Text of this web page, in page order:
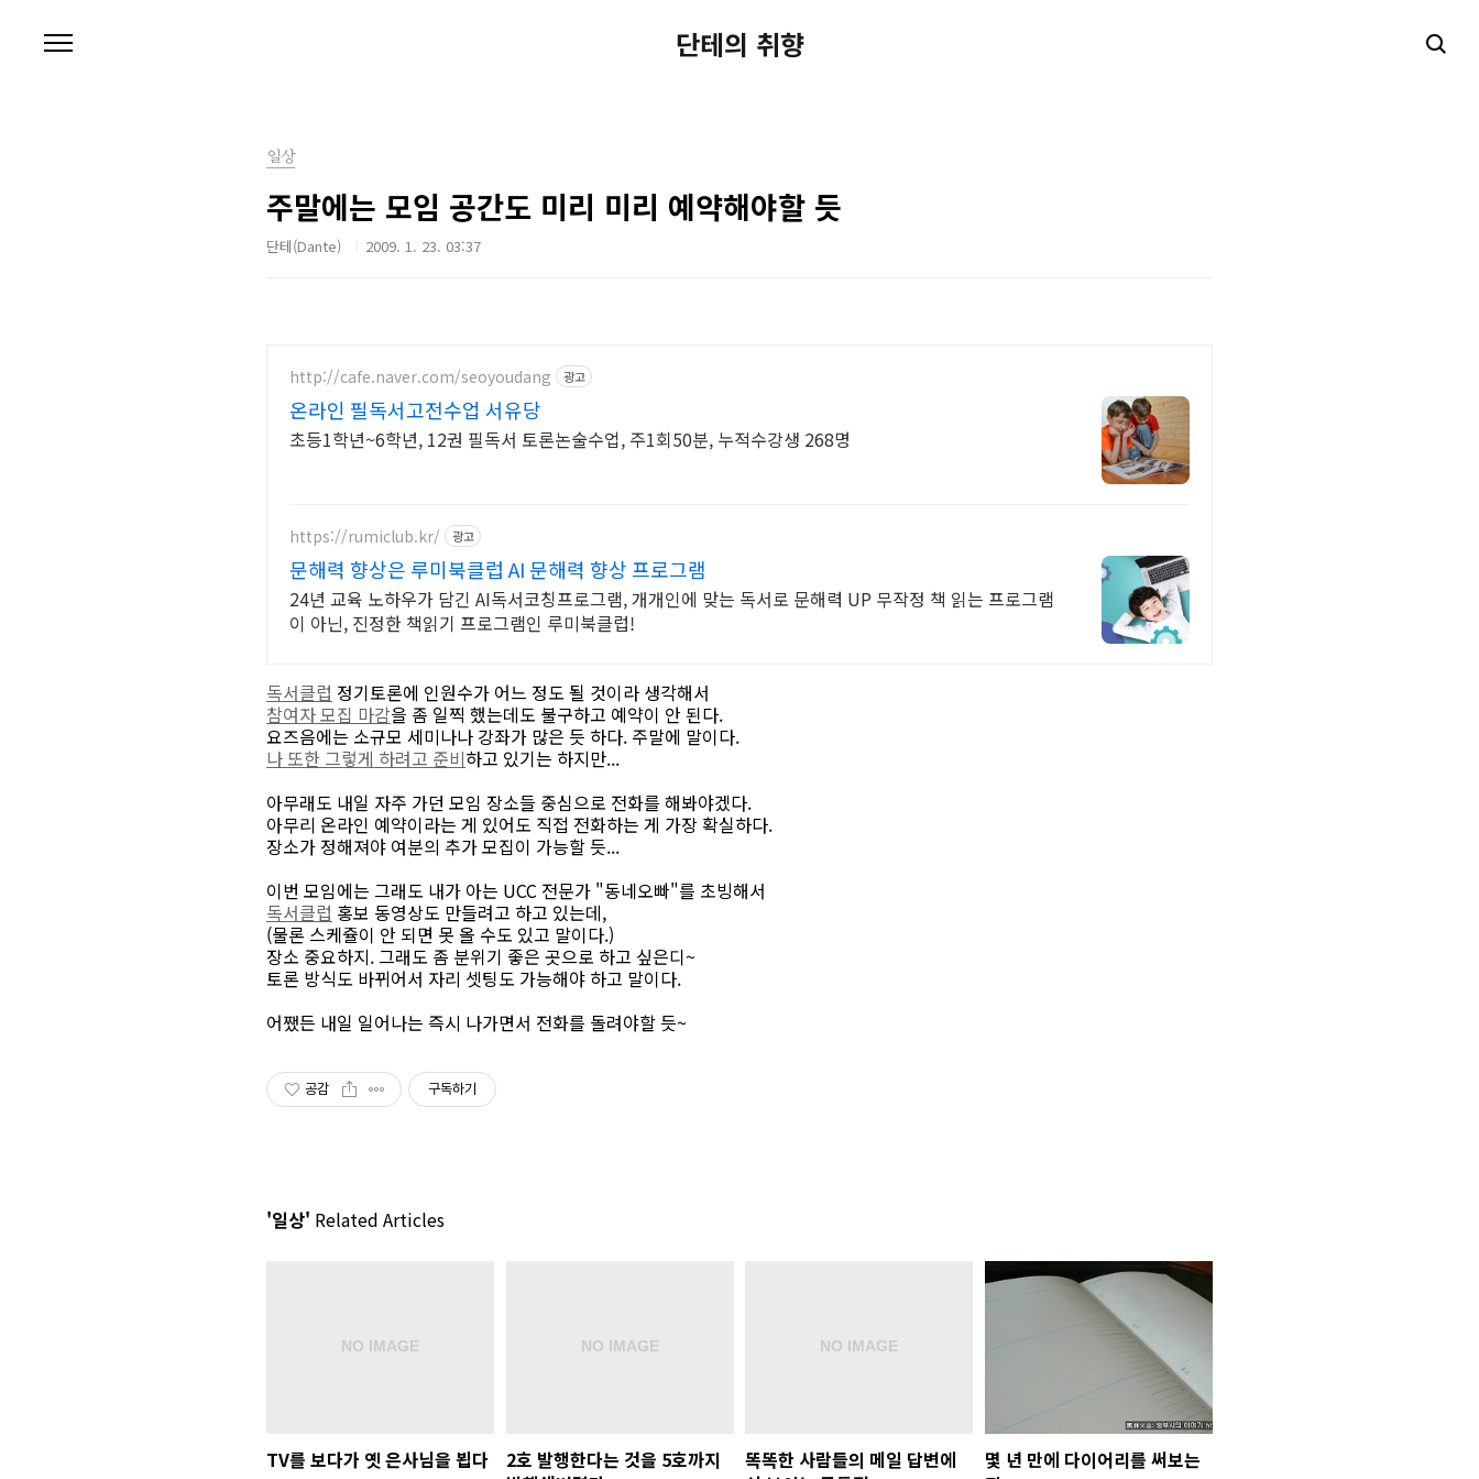
단테의 취향
일상
주말에는 모임 공간도 미리 미리 예약해야할 듯
단테(Dante) 2009. 1. 23. 03:37
http://cafe.naver.com/seoyoudang 광고
온라인 필독서고전수업 서유당
초등1학년~6학년, 12권 필독서 토론논술수업, 주1회50분, 누적수강생 268명
https://rumiclub.kr/ 광고
문해력 향상은 루미북클럽 AI 문해력 향상 프로그램
24년 교육 노하우가 담긴 AI독서코칭프로그램, 개개인에 맞는 독서로 문해력 UP 무작정 책 읽는 프로그램
이 아닌, 진정한 책읽기 프로그램인 루미북클럽!
독서클럽 정기토론에 인원수가 어느 정도 될 것이라 생각해서
참여자 모집 마감을 좀 일찍 했는데도 불구하고 예약이 안 된다.
요즈음에는 소규모 세미나나 강좌가 많은 듯 하다. 주말에 말이다.
나 또한 그렇게 하려고 준비하고 있기는 하지만...
아무래도 내일 자주 가던 모임 장소들 중심으로 전화를 해봐야겠다.
아무리 온라인 예약이라는 게 있어도 직접 전화하는 게 가장 확실하다.
장소가 정해져야 여분의 추가 모집이 가능할 듯...
이번 모임에는 그래도 내가 아는 UCC 전문가 "동네오빠"를 초빙해서
독서클럽 홍보 동영상도 만들려고 하고 있는데,
(물론 스케쥴이 안 되면 못 올 수도 있고 말이다.)
장소 중요하지. 그래도 좀 분위기 좋은 곳으로 하고 싶은디~
토론 방식도 바뀌어서 자리 셋팅도 가능해야 하고 말이다.
어쨌든 내일 일어나는 즉시 나가면서 전화를 돌려야할 듯~
공감 구독하기
'일상' Related Articles
TV를 보다가 옛 은사님을 뵙다
2호 발행한다는 것을 5호까지
똑똑한 사람들의 메일 답변에
몇 년 만에 다이어리를 써보는